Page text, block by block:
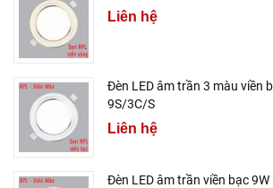
Liên hệ
Đèn LED âm trần 3 màu viền
9S/3C/S
Liên hệ
Đèn LED âm trần viền bạc 9W